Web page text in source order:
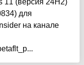
11 (версия 24H2)
для
на канале